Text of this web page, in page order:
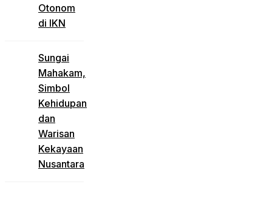
Otonom
di IKN
Sungai
Mahakam,
Simbol
Kehidupan
dan
Warisan
Kekayaan
Nusantara